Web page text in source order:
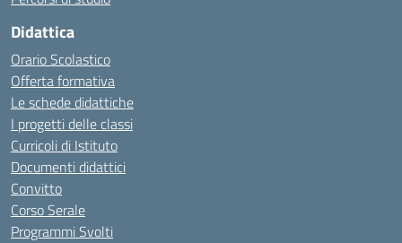
Didattica
Orario Scolastico
Offerta formativa
Le schede didattiche
I progetti delle classi
Curricoli di Istituto
Documenti didattici
Convitto
Corso Serale
Programmi Svolti